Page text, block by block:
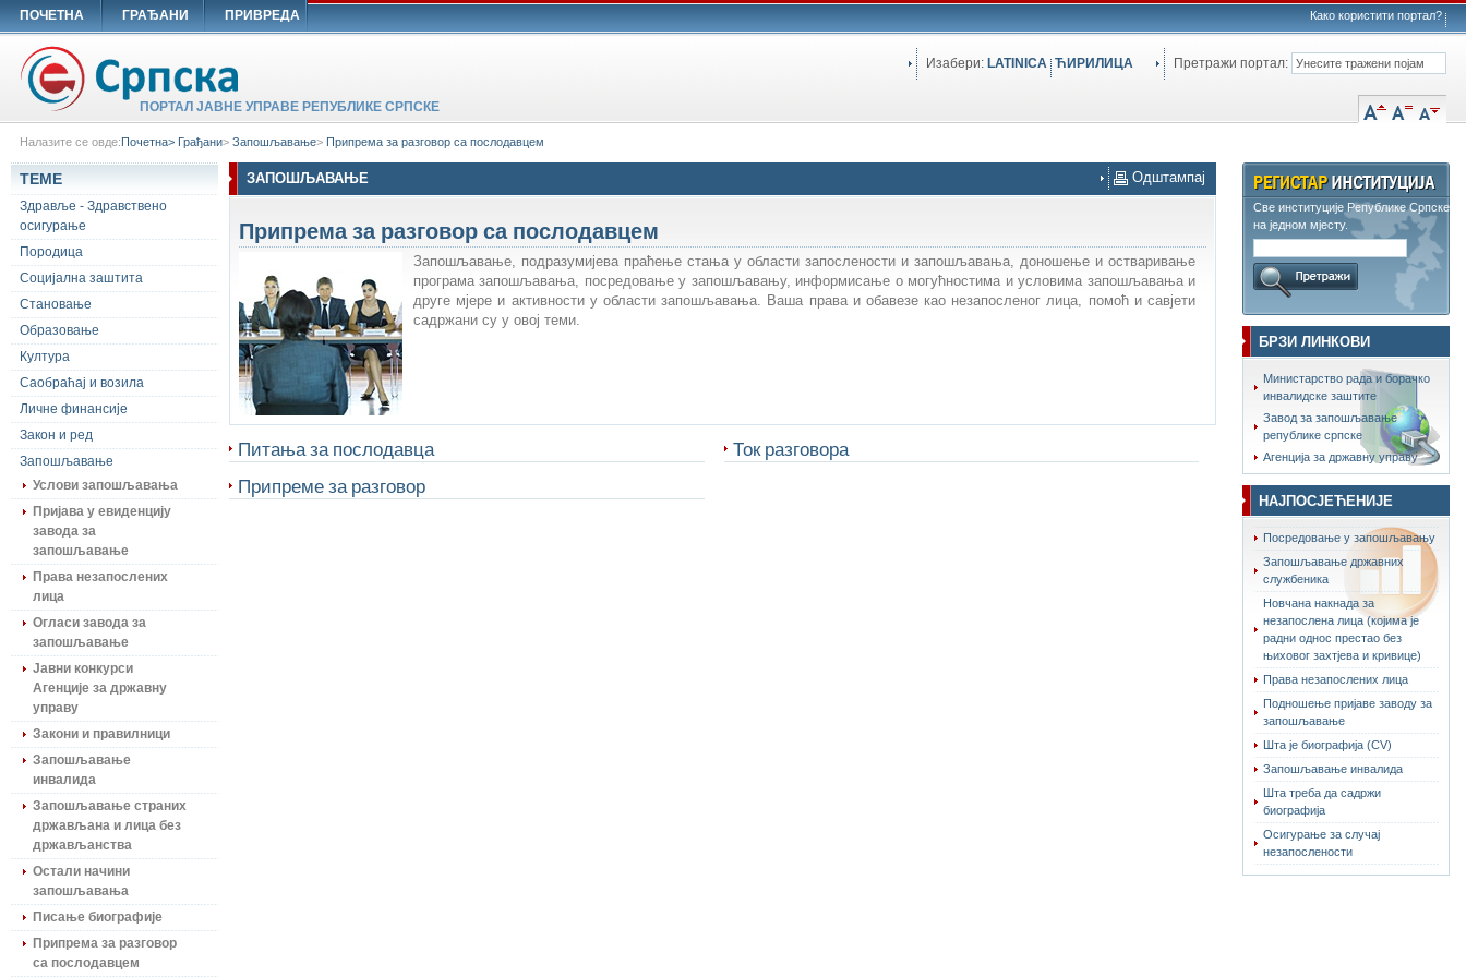
ПОЧЕТНА ГРАЂАНИ ПРИВРЕДА Како користити портал?
ПОРТАЛ ЈАВНЕ УПРАВЕ РЕПУБЛИКЕ СРПСКЕ
Изабери: LATINICA ЋИРИЛИЦА Претражи портал:
Налазите се овде:Почетна> Грађани> Запошљавање> Припрема за разговор са послодавцем
ЗАПОШЉАВАЊЕ Одштампај
Припрема за разговор са послодавцем
Запошљавање, подразумијева праћење стања у области запослености и запошљавања, доношење и остваривање
програма запошљавања, посредовање у запошљавању, информисање о могућностима и условима запошљавања и
друге мјере и активности у области запошљавања. Ваша права и обавезе као незапосленог лица, помоћ и савјети
садржани су у овој теми.
Питања за послодавца
Припреме за разговор
Ток разговора
ТЕМЕ
Здравље - Здравствено
осигурање
Породица
Социјална заштита
Становање
Образовање
Култура
Саобраћај и возила
Личне финансије
Закон и ред
Запошљавање
Услови запошљавања
Пријава у евиденцију
завода за
запошљавање
Права незапослених
лица
Огласи завода за
запошљавање
Јавни конкурси
Агенције за државну
управу
Закони и правилници
Запошљавање
инвалида
Запошљавање страних
држављана и лица без
држављанства
Остали начини
запошљавања
Писање биографије
Припрема за разговор
са послодавцем
Све институције Републике Српске
на једном мјесту.
БРЗИ ЛИНКОВИ
Министарство рада и борачко
инвалидске заштите
Завод за запошљавање
републике српске
Агенција за државну управу
НАЈПОСЈЕЋЕНИЈЕ
Посредовање у запошљавању
Запошљавање државних
службеника
Новчана накнада за
незапослена лица (којима је
радни однос престао без
њиховог захтјева и кривице)
Права незапослених лица
Подношење пријаве заводу за
запошљавање
Шта је биографија (CV)
Запошљавање инвалида
Шта треба да садржи
биографија
Осигурање за случај
незапослености